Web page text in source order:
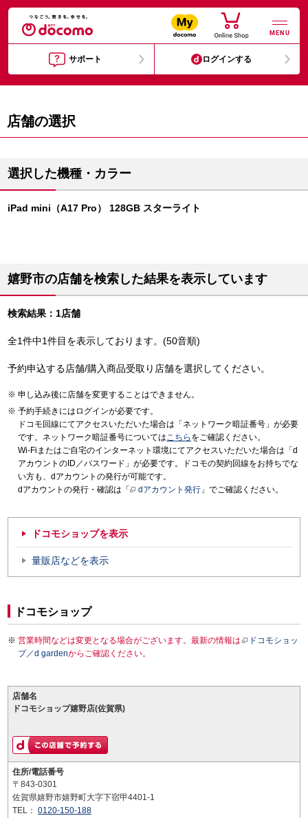
MENU
サポート ログインする
店舗の選択
選択した機種・カラー
iPad mini（A17 Pro） 128GB スターライト
嬉野市の店舗を検索した結果を表示しています
検索結果：1店舗
全1件中1件目を表示しております。(50音順)
予約申込する店舗/購入商品受取り店舗を選択してください。
申し込み後に店舗を変更することはできません。
予約手続きにはログインが必要です。
ドコモ回線にてアクセスいただいた場合は「ネットワーク暗証番号」が必要
です。ネットワーク暗証番号についてはこちら をご確認ください。
Wi-Fiまたはご自宅のインターネット環境にてアクセスいただいた場合は「d
アカウントのID／パスワード」が必要です。ドコモの契約回線をお持ちでな
い方も、dアカウントの発行が可能です。
dアカウントの発行・確認は「
dアカウント発行 」でご確認ください。
ドコモショップを表示
量販店などを表示
ドコモショップ
営業時間などは変更となる場合がございます。最新の情報は
ドコモショッ
プ／d gardenからご確認ください。
店舗名
ドコモショップ嬉野店(佐賀県)
住所/電話番号
〒843-0301
佐賀県嬉野市嬉野町大字下宿甲4401-1
TEL： 0120-150-188